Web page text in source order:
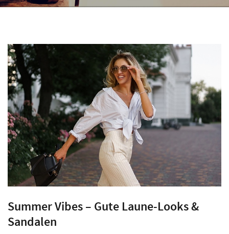
Summer Vibes – Gute Laune-Looks &
Sandalen